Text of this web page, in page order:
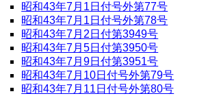
昭和43年7月1日付号外第77号
昭和43年7月1日付号外第78号
昭和43年7月2日付第3949号
昭和43年7月5日付第3950号
昭和43年7月9日付第3951号
昭和43年7月10日付号外第79号
昭和43年7月11日付号外第80号